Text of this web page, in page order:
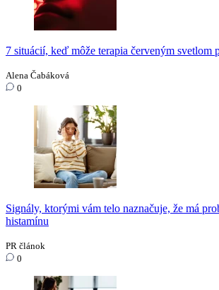
7 situácií, keď môže terapia červeným svetlom
Alena Čabáková
0
Signály, ktorými vám telo naznačuje, že má
histamínu
PR článok
0